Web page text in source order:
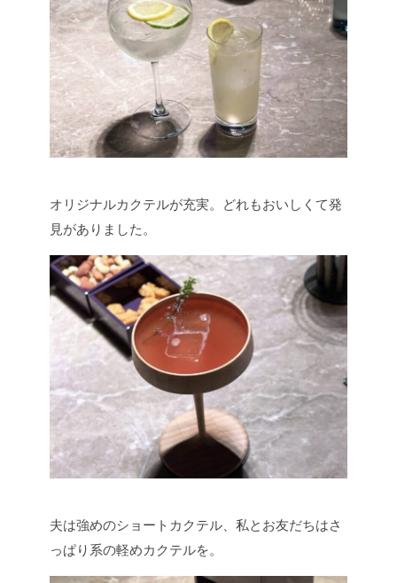
オリジナルカクテルが充実。どれもおいしくて発
見がありました。
夫は強めのショートカクテル、私とお友だちはさ
っぱり系の軽めカクテルを。